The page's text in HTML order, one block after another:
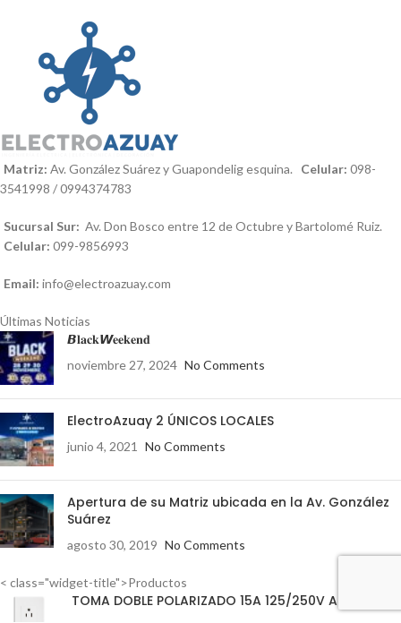
Matriz: Av. González Suárez y Guapondelig esquina. Celular: 098-
3541998 / 0994374783
Sucursal Sur: Av. Don Bosco entre 12 de Octubre y Bartolomé Ruiz.
Celular: 099-9856993
Email: info@electroazuay.com
Últimas Noticias
𝘽𝐥𝐚𝐜𝐤𝙒𝐞𝐞𝐤𝐞𝐧𝐝
noviembre 27, 2024 No Comments
ElectroAzuay 2 ÚNICOS LOCALES
junio 4, 2021 No Comments
Apertura de su Matriz ubicada en la Av. González
Suárez
agosto 30, 2019 No Comments
< class="widget-title">Productos
TOMA DOBLE POLARIZADO 15A 125/250V AQUA